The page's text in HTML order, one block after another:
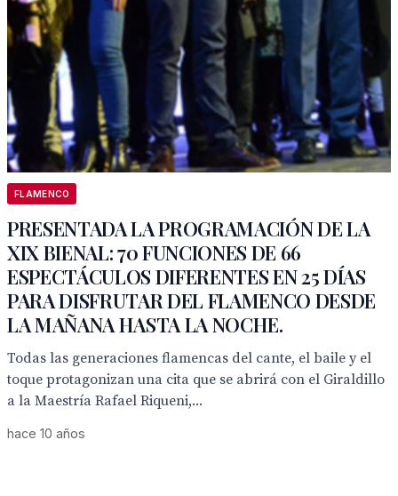
FLAMENCO
PRESENTADA LA PROGRAMACIÓN DE LA
XIX BIENAL: 70 FUNCIONES DE 66
ESPECTÁCULOS DIFERENTES EN 25 DÍAS
PARA DISFRUTAR DEL FLAMENCO DESDE
LA MAÑANA HASTA LA NOCHE.
Todas las generaciones flamencas del cante, el baile y el
toque protagonizan una cita que se abrirá con el Giraldillo
a la Maestría Rafael Riqueni,...
hace 10 años